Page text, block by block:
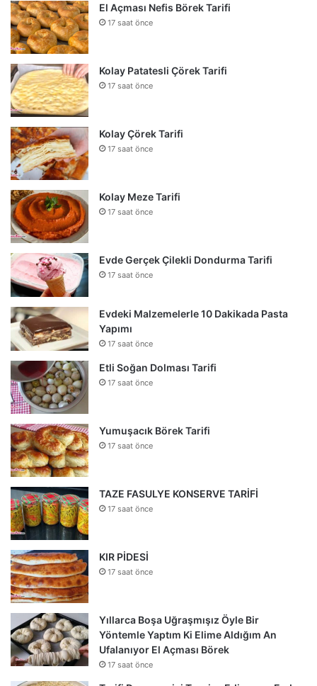
El Açması Nefis Börek Tarifi
17 saat önce
Kolay Patatesli Çörek Tarifi
17 saat önce
Kolay Çörek Tarifi
17 saat önce
Kolay Meze Tarifi
17 saat önce
Evde Gerçek Çilekli Dondurma Tarifi
17 saat önce
Evdeki Malzemelerle 10 Dakikada Pasta
Yapımı
17 saat önce
Etli Soğan Dolması Tarifi
17 saat önce
Yumuşacık Börek Tarifi
17 saat önce
TAZE FASULYE KONSERVE TARİFİ
17 saat önce
KIR PİDESİ
17 saat önce
Yıllarca Boşa Uğraşmışız Öyle Bir
Yöntemle Yaptım Ki Elime Aldığım An
Ufalanıyor El Açması Börek
17 saat önce